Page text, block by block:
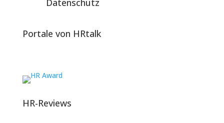
Datenschutz
Portale von HRtalk
HR-Reviews